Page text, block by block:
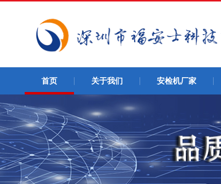
首页 关于我们 安检机厂家